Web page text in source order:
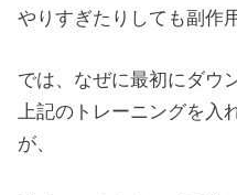
やりすぎたりしても副作
では、なぜに最初にダウ
上記のトレーニングを入
が、